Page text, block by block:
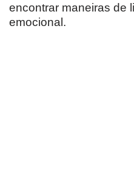
encontrar maneiras de
emocional.